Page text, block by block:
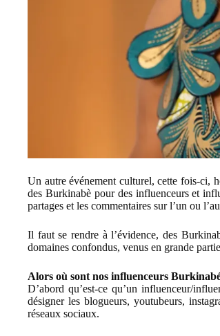
Un autre événement culturel, cette fois-ci,
des Burkinabè pour des influenceurs et
partages et les commentaires sur l’un ou
Il faut se rendre à l’évidence, des
domaines confondus, venus en grande
Alors où sont nos influenceurs
D’abord qu’est-ce qu’un influenceur/
désigner les blogueurs, youtubeurs,
réseaux sociaux.